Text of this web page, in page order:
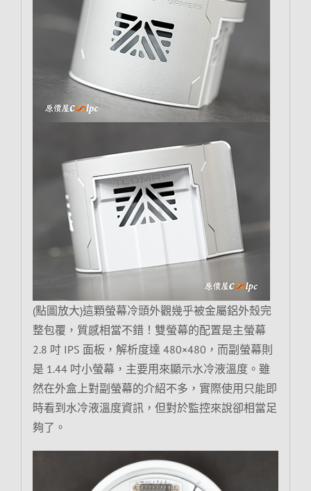
(點圖放大)這顆螢幕冷頭外觀幾乎被金屬鋁外殼完
整包覆，質感相當不錯！雙螢幕的配置是主螢幕
2.8 吋 IPS 面板，解析度達 480×480，而副螢幕則
是 1.44 吋小螢幕，主要用來顯示水冷液溫度。雖
然在外盒上對副螢幕的介紹不多，實際使用只能即
時看到水冷液溫度資訊，但對於監控來說卻相當足
夠了。